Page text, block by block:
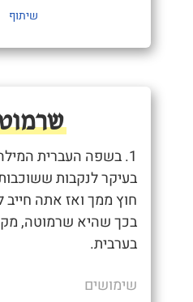
שיתוף
1. בשפה העברית
בעיקר לנקבות
חוץ ממך ואז אתה
בכך שהיא שרמוטה,
בערבית.
שימושים